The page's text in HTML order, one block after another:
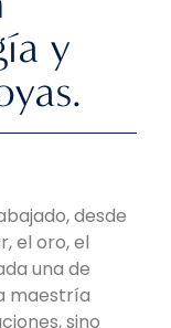
y
desde
el oro, el
una de
maestría
sino